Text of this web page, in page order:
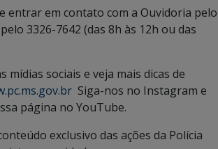
entrar em contato com a Ouvidoria pelo
3326-7642 (das 8h às 12h ou das
mídias sociais e veja mais dicas de
Siga-nos no Instagram e
página no YouTube.
exclusivo das ações da Polícia